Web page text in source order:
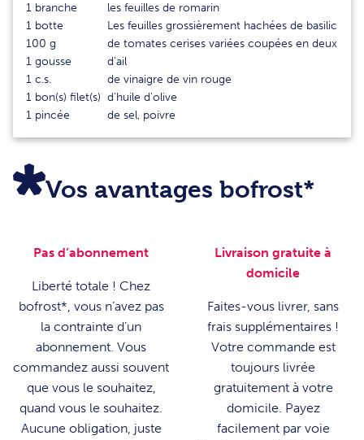
1 branche
les feuilles de romarin
1 botte
Les feuilles grossièrement hachées de basilic
100 g
de tomates cerises variées coupées en deux
1 gousse
d'ail
1 c.s.
de vinaigre de vin rouge
1 bon(s) filet(s) d'huile d'olive
1 pincée de sel, poivre
Vos avantages bofrost*
Pas d’abonnement
Liberté totale ! Chez
bofrost*, vous n’avez pas
la contrainte d’un
abonnement. Vous
commandez aussi souvent
que vous le souhaitez,
quand vous le souhaitez.
Aucune obligation, juste
Livraison gratuite à
domicile
Faites-vous livrer, sans
frais supplémentaires !
Votre commande est
toujours livrée
gratuitement à votre
domicile. Payez
facilement par voie